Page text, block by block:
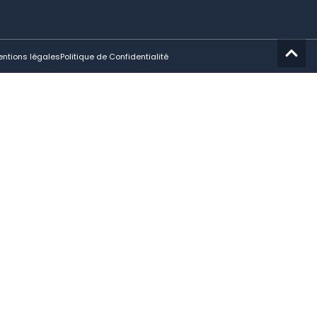
légalesPolitique de Confidentialité